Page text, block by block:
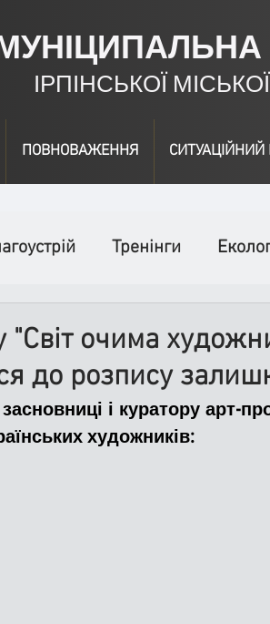
ІРПІНСЬКОЇ
ПОВНОВАЖЕННЯ СИТУАЦІЙНИЙ
Тренінги
заходи Події
очима
до розпису
і куратору арт-
художників: